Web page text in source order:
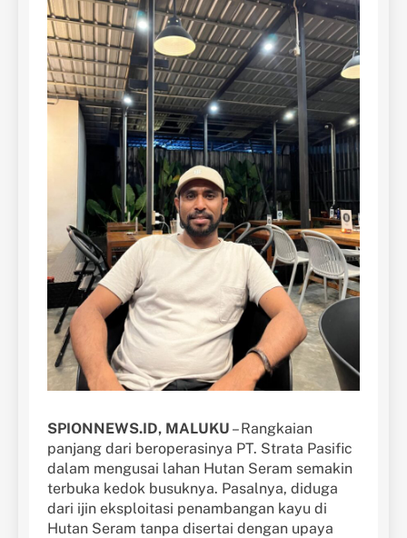
SPIONNEWS.ID, MALUKU – Rangkaian
panjang dari beroperasinya PT. Strata Pasific
dalam mengusai lahan Hutan Seram semakin
terbuka kedok busuknya. Pasalnya, diduga
dari ijin eksploitasi penambangan kayu di
Hutan Seram tanpa disertai dengan upaya